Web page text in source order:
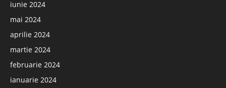
iunie 2024
mai 2024
aprilie 2024
martie 2024
februarie 2024
ianuarie 2024